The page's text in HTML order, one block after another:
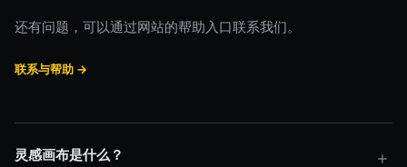
还有问题，可以通过网站的帮助入口联系我们。
联系与帮助 →
灵感画布是什么？